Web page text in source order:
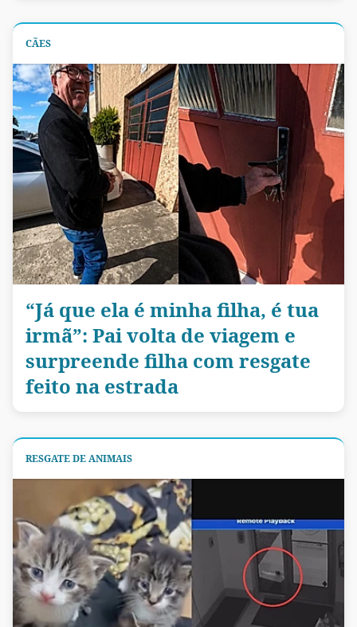
CÃES
“Já que ela é minha filha, é tua
irmã”: Pai volta de viagem e
surpreende filha com resgate
feito na estrada
RESGATE DE ANIMAIS